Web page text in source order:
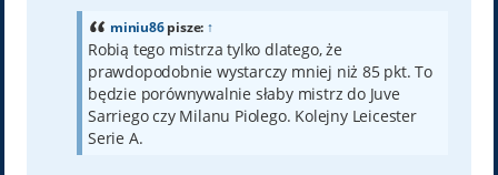
miniu86pisze: ↑
Robią tego mistrza tylko dlatego, że
prawdopodobnie wystarczy mniej niż 85 pkt. To
będzie porównywalnie słaby mistrz do Juve
Sarriego czy Milanu Piolego. Kolejny Leicester
Serie A.